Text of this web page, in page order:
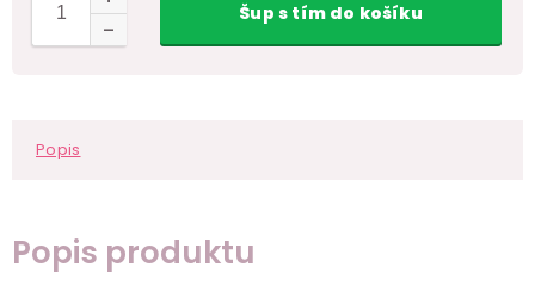
Šups tímdo košíku
Popis
Popis produktu